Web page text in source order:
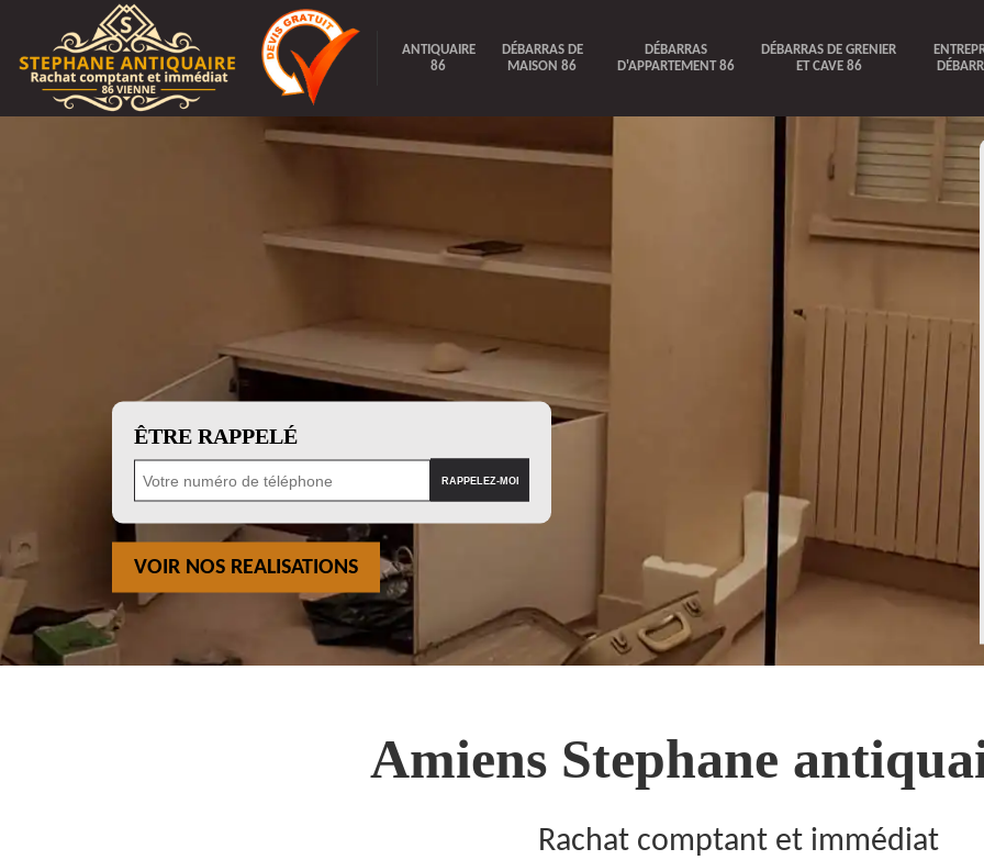
ANTIQUAIRE
86
DÉBARRAS DE
MAISON 86
DÉBARRAS
D'APPARTEMENT 86
DÉBARRAS DE GRENIER
ET CAVE 86
ÊTRE RAPPELÉ
VOIR NOS REALISATIONS
Amiens Stephane
Rachat comptant et immédiat